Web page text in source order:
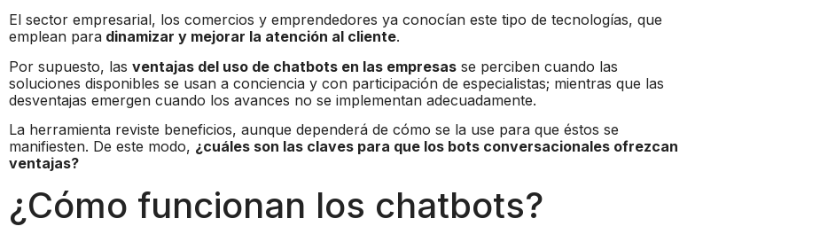
El sector empresarial, los comercios y emprendedores ya conocían este tipo de tecnologías, que
emplean para dinamizar y mejorar la atención al cliente.
Por supuesto, las ventajas del uso de chatbots en las empresas se perciben cuando las
soluciones disponibles se usan a conciencia y con participación de especialistas; mientras que las
desventajas emergen cuando los avances no se implementan adecuadamente.
La herramienta reviste beneficios, aunque dependerá de cómo se la use para que éstos se
manifiesten. De este modo, ¿cuáles son las claves para que los bots conversacionales ofrezcan
ventajas?
¿Cómo funcionan los chatbots?